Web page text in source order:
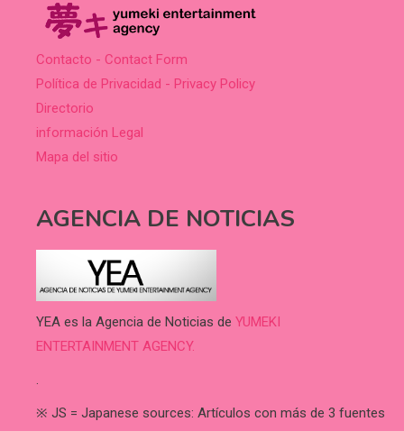
Contacto - Contact Form
Política de Privacidad - Privacy Policy
Directorio
información Legal
Mapa del sitio
AGENCIA DE NOTICIAS
YEA es la Agencia de Noticias de YUMEKI
ENTERTAINMENT AGENCY.
.
※ JS = Japanese sources: Artículos con más de 3 fuentes